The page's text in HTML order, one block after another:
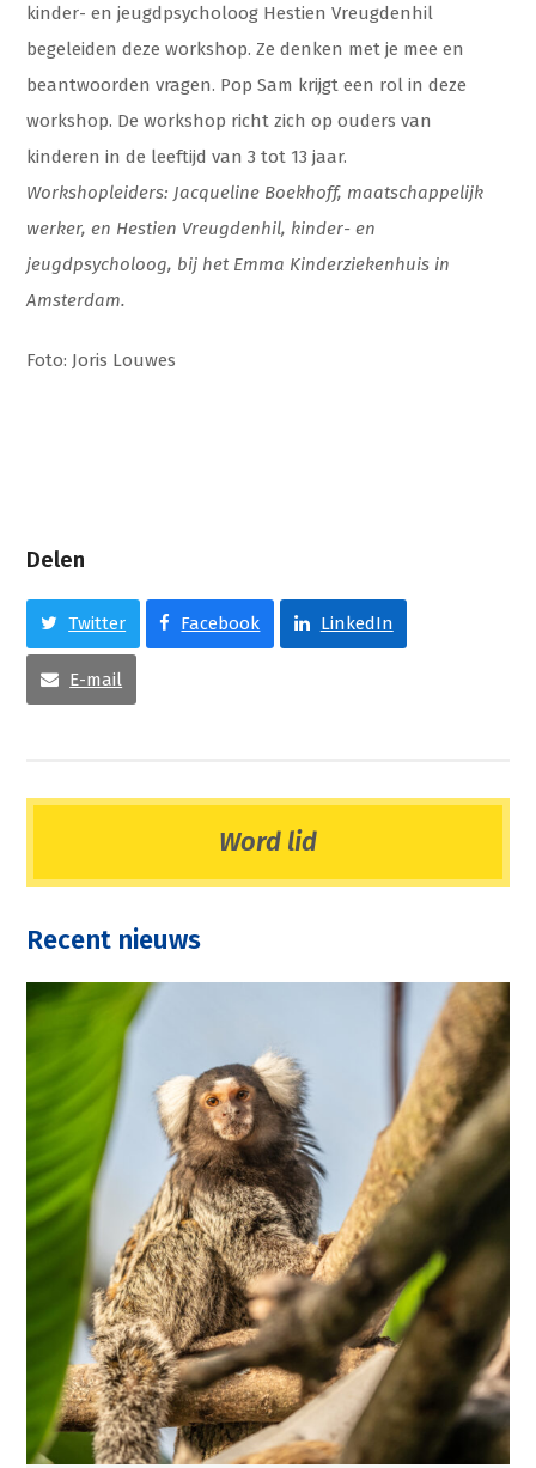
kinder- en jeugdpsycholoog Hestien Vreugdenhil
begeleiden deze workshop. Ze denken met je mee en
beantwoorden vragen. Pop Sam krijgt een rol in deze
workshop. De workshop richt zich op ouders van
kinderen in de leeftijd van 3 tot 13 jaar.
Workshopleiders: Jacqueline Boekhoff, maatschappelijk
werker, en Hestien Vreugdenhil, kinder- en
jeugdpsycholoog, bij het Emma Kinderziekenhuis in
Amsterdam.
Foto: Joris Louwes
Delen
Twitter Facebook LinkedIn
E-mail
Word lid
Recent nieuws